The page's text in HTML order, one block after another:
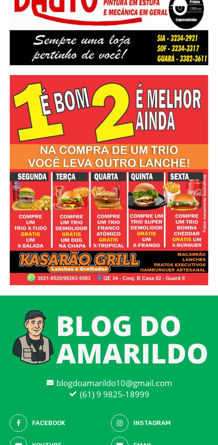
blogdoamarildo10@gmail.com
(61) 9 9825-18999
FACEBOOK INSTAGRAM